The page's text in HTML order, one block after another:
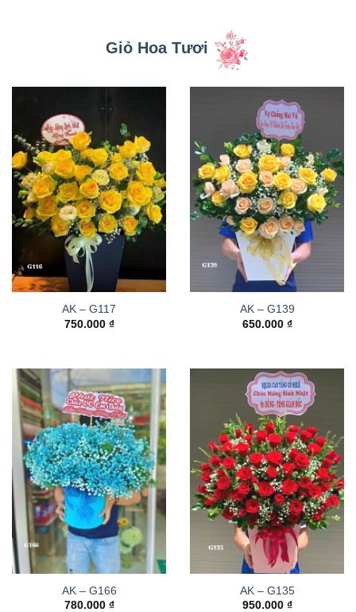
Giỏ Hoa Tươi
AK – G117
750.000 ₫
AK – G139
650.000 ₫
AK – G166
780.000 ₫
AK – G135
950.000 ₫